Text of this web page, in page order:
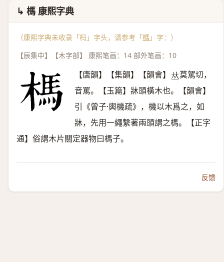
↳ 榪 康熙字典
（康熙字典未收录「杩」字头，请参考「榪 」字：）
【辰集中】【木字部】 康熙笔画：14 部外笔画：10
【唐韻】【集韻】【韻會】 𠀤莫駕切，
音罵。【玉篇】牀頭橫木也。【韻會】
引《曾子·輿機疏》，機以木爲之，如
牀，先用一繩繫著兩頭謂之榪。【正字
通】俗謂木片關定器物曰榪子。
反馈